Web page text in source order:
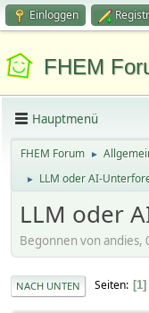
Einloggen
FHEM
Hauptmenü
FHEM Forum ►
► LLM oder AI-
LLM oder
Begonnen von andies,
NACH UNTEN Seiten 1